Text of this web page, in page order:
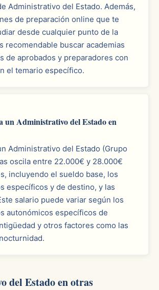
Administrativo del Estado. Además,
de preparación online que te
desde cualquier punto de la
recomendable buscar academias
de aprobados y preparadores con
el temario específico.
un Administrativo del Estado en
Administrativo del Estado (Grupo
oscila entre 22.000€ y 28.000€
incluyendo el sueldo base, los
específicos y de destino, y las
salario puede variar según los
autonómicos específicos de
y otros factores como las
del Estado en otras